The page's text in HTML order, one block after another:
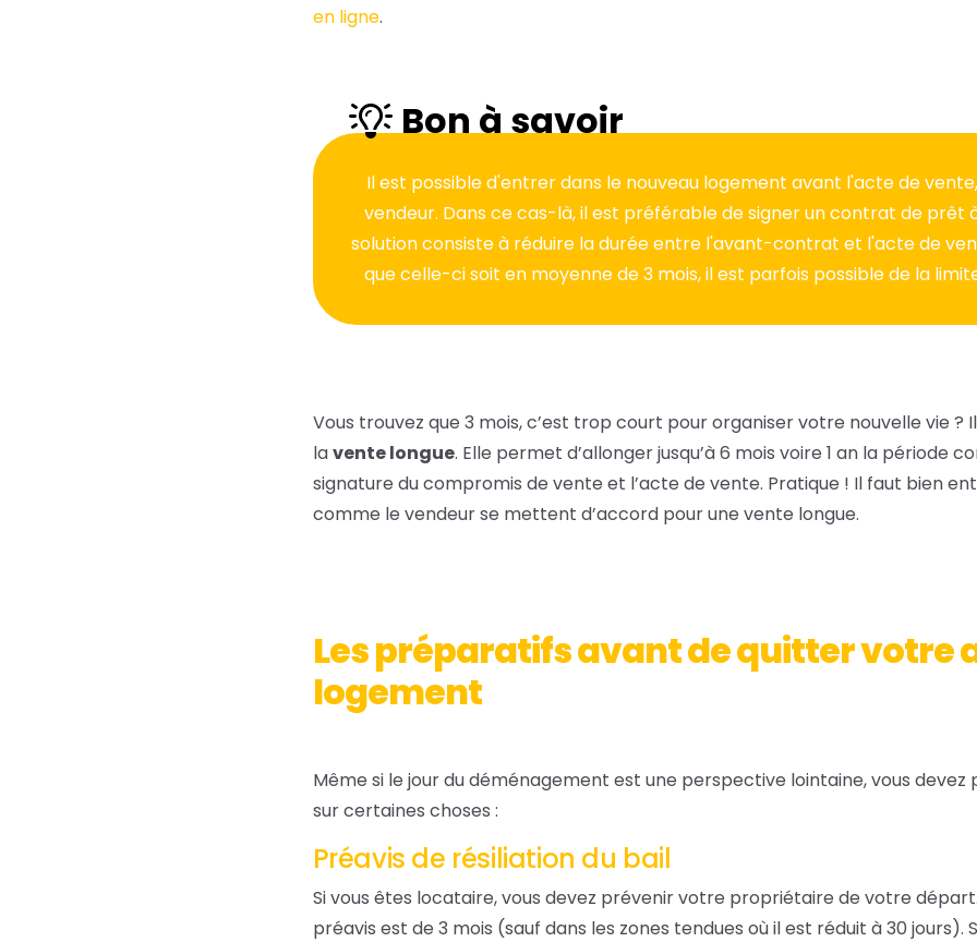
en ligne.
Bon à savoir
Il est possible d'entrer dans le nouveau logement avant l'acte de
vendeur. Dans ce cas-là, il est préférable de signer un contrat de prêt
solution consiste à réduire la durée entre l'avant-contrat et l'acte de
que celle-ci soit en moyenne de 3 mois, il est parfois possible de la
Vous trouvez que 3 mois, c’est trop court pour organiser votre nouvelle vie ?
lavente longue. Elle permet d’allonger jusqu’à 6 mois voire 1 an la période
signature du compromis de vente et l’acte de vente. Pratique ! Il faut bien
comme le vendeur se mettent d’accord pour une vente longue.
Les préparatifs avant de quitter votre
logement
Même si le jour du déménagement est une perspective lointaine, vous devez
sur certaines choses :
Préavis de résiliation du bail
Si vous êtes locataire, vous devez prévenir votre propriétaire de votre
préavis est de 3 mois (sauf dans les zones tendues où il est réduit à 30 jours).